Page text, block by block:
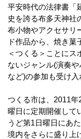
平安時代の法律書「
史を誇る布多天神社
布小物やアクセサリ
ド作品から、焼き菓
＜つくる＞ことにス
ないジャンル(演奏
など)の参加も受け入
つくる市は、2011年
曜日に定期開催して
うど第1日曜日にあ
境内をさらに盛り上